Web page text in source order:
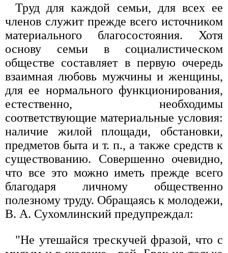
Труд для каждой семьи, для всех ее
членов служит прежде всего источником
материального благосостояния. Хотя
основу семьи в социалистическом
обществе составляет в первую очередь
взаимная любовь мужчины и женщины,
для ее нормального функционирования,
естественно, необходимы
соответствующие материальные условия:
наличие жилой площади, обстановки,
предметов быта и т. п., а также средств к
существованию. Совершенно очевидно,
что все это можно иметь прежде всего
благодаря личному общественно
полезному труду. Обращаясь к молодежи,
В. А. Сухомлинский предупреждал:
"Не утешайся трескучей фразой, что с